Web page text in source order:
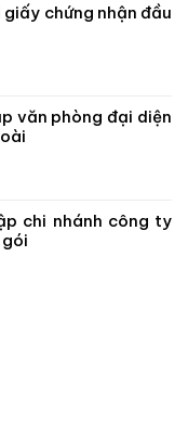
chứng nhận đầu
văn phòng đại diện
chi nhánh công ty